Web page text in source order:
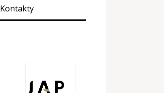
Kontakty